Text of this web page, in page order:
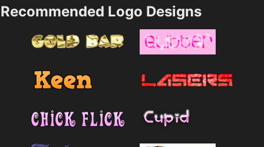
Recommended Logo Designs